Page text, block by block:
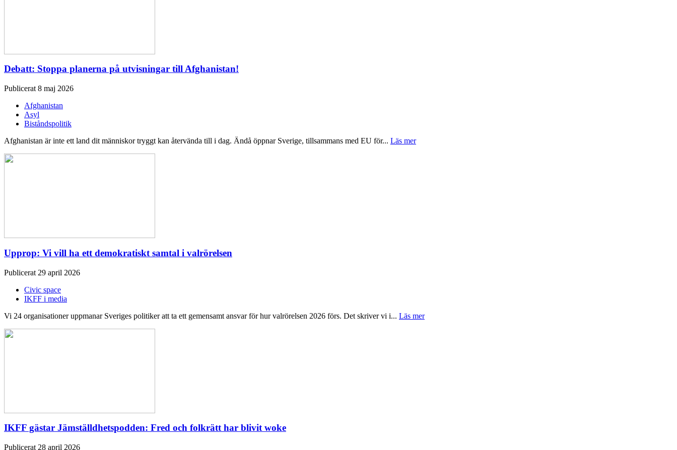
Debatt: Stoppa planerna på utvisningar till Afghanistan!
Publicerat 8 maj 2026
Afghanistan
Asyl
Biståndspolitik
Afghanistan är inte ett land dit människor tryggt kan återvända till i dag. Ändå öppnar Sverige, tillsammans med EU för... Läs mer
Upprop: Vi vill ha ett demokratiskt samtal i valrörelsen
Publicerat 29 april 2026
Civic space
IKFF i media
Vi 24 organisationer uppmanar Sveriges politiker att ta ett gemensamt ansvar för hur valrörelsen 2026 förs. Det skriver vi i... Läs mer
IKFF gästar Jämställdhetspodden: Fred och folkrätt har blivit woke
Publicerat 28 april 2026